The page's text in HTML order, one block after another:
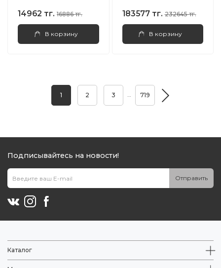
14962 тг. 16886 тг.
В корзину
183577 тг. 232645 тг.
В корзину
1 2 3 … 719
Подписывайтесь на новости!
Отправить
Каталог